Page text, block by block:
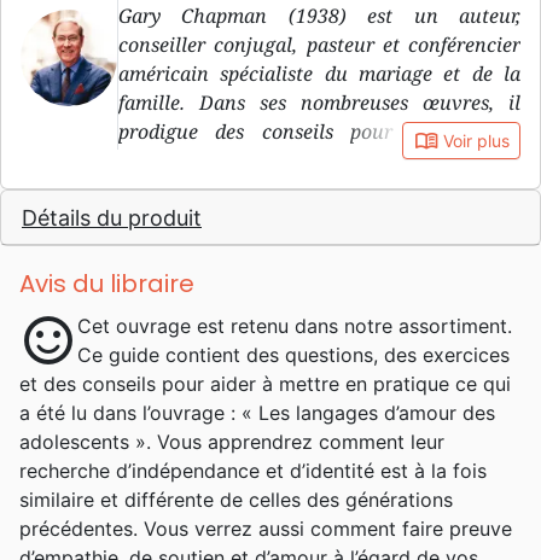
Gary Chapman (1938) est un auteur,
conseiller conjugal, pasteur et conférencier
américain spécialiste du mariage et de la
famille. Dans ses nombreuses œuvres, il
prodigue des conseils pour réussir son
mariage, sa vie de couple, l’éducation des
enfants… Rendu célèbre par son best-seller
Les Langages de l’amour , sorti en France en
1997, il a depuis publié plusieurs autres
manuels explorant différents aspects de
de l’éducation, la psychologie et
l’anthropologie. Il a aussi reçu une
formation théologique grâce à laquelle il
enseigne aux familles de la Calvary Baptist
Church de Winston-Salem en Caroline du
Nord. Conseiller conjugal de renom il donne
des conférences de villes en villes, organise
des séminaires sur le thème du mariage et
book_open Voir plus
Détails du produit
Avis du libraire
sentiment_satisfied Cet ouvrage est retenu dans notre assortiment.
Ce guide contient des questions, des exercices
et des conseils pour aider à mettre en pratique ce qui
a été lu dans l’ouvrage : « Les langages d’amour des
adolescents ». Vous apprendrez comment leur
recherche d’indépendance et d’identité est à la fois
similaire et différente de celles des générations
précédentes. Vous verrez aussi comment faire preuve